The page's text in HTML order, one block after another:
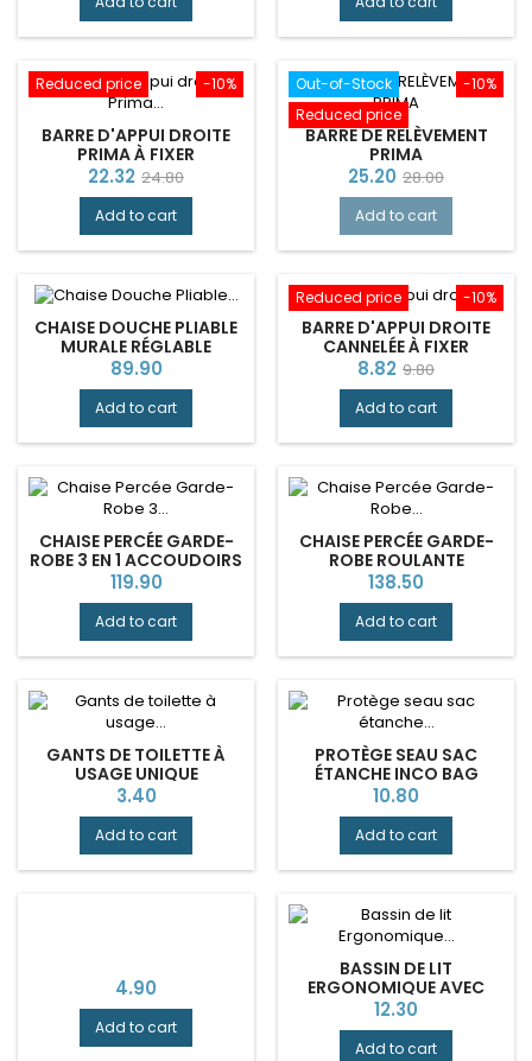
-10%
Reduced price
BARRE D'APPUI DROITE
PRIMA À FIXER
Price
22.32 Regular
price
24.80
Add to cart
-10%
Out-of-Stock
Reduced price
BARRE DE RELÈVEMENT
PRIMA
Price
25.20 Regular
price
28.00
Add to cart
CHAISE DOUCHE PLIABLE
MURALE RÉGLABLE
OUVERTURE U TOILETTE
INTIME AUQA
Price
89.90
Add to cart
-10%
Reduced price
BARRE D'APPUI DROITE
CANNELÉE À FIXER
Price
8.82 Regular
price
9.80
Add to cart
CHAISE PERCÉE GARDE-
ROBE 3 EN 1 ACCOUDOIRS
ESCAMOTABLES STACY
BLANC
Price
119.90
Add to cart
CHAISE PERCÉE GARDE-
ROBE ROULANTE
ACCOUDOIRS REPOSE-
PIEDS VERMEIREN
Price
138.50
Add to cart
GANTS DE TOILETTE À
USAGE UNIQUE
Price
3.40
Add to cart
PROTÈGE SEAU SAC
ÉTANCHE INCO BAG
ABENA-FRANTEX
Price
10.80
Add to cart
Price
4.90
Add to cart
BASSIN DE LIT
ERGONOMIQUE AVEC
COUVERCLE
Price
12.30
Add to cart